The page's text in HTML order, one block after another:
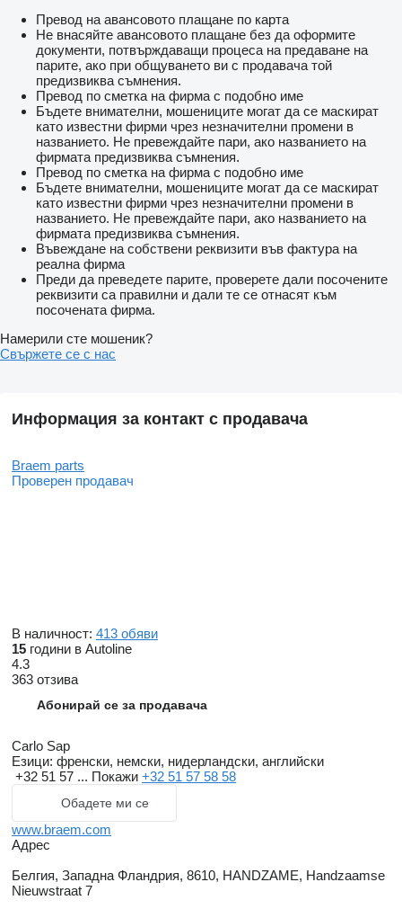
Превод на авансовото плащане по карта
Не внасяйте авансовото плащане без да оформите
документи, потвърждаващи процеса на предаване на
парите, ако при общуването ви с продавача той
предизвиква съмнения.
Превод по сметка на фирма с подобно име
Бъдете внимателни, мошениците могат да се маскират
като известни фирми чрез незначителни промени в
названието. Не превеждайте пари, ако названието на
фирмата предизвиква съмнения.
Превод по сметка на фирма с подобно име
Бъдете внимателни, мошениците могат да се маскират
като известни фирми чрез незначителни промени в
названието. Не превеждайте пари, ако названието на
фирмата предизвиква съмнения.
Въвеждане на собствени реквизити във фактура на
реална фирма
Преди да преведете парите, проверете дали посочените
реквизити са правилни и дали те се отнасят към
посочената фирма.
Намерили сте мошеник?
Свържете се с нас
Информация за контакт с продавача
Braem parts
Проверен продавач
В наличност: 413 обяви
15 години в Autoline
4.3
363 отзива
Абонирай се за продавача
Carlo Sap
Езици: френски, немски, нидерландски, английски
+32 51 57 ... Покажи +32 51 57 58 58
Обадете ми се
www.braem.com
Адрес
Белгия, Западна Фландрия, 8610, HANDZAME, Handzaamse
Nieuwstraat 7